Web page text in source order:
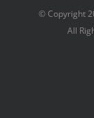
© Copyright
All